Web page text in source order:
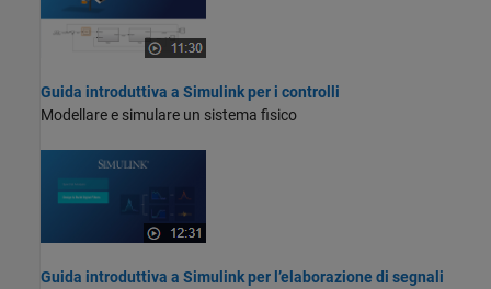
Guida introduttiva a Simulink per i controlli
Modellare e simulare un sistema fisico
Guida introduttiva a Simulink per l’elaborazione di segnali